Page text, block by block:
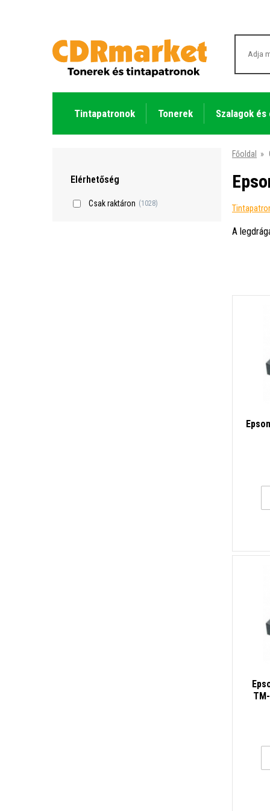
Tintapatronok Tonerek Szalagok
Elérhetőség
Csak raktáron (1028)
Főoldal »
A